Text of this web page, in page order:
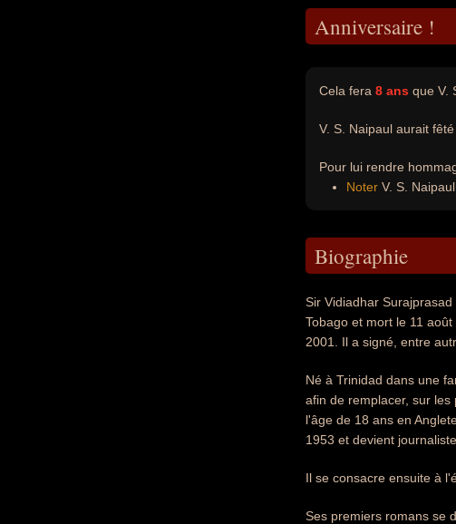
Anniversaire !
Cela fera 8 ans que V.
V. S. Naipaul aurait
Pour lui rendre
Noter V. S.
Biographie
Sir Vidiadhar
Tobago et mort le 11
2001. Il a signé, entre
Né à Trinidad dans une
afin de remplacer, sur
l'âge de 18 ans en
1953 et devient
Il se consacre ensuite à
Ses premiers romans se